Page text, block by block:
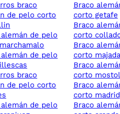
de pelo corto
de pelo corto
braco alemán de pelo
corto getafe
braco alemán de pelo
corto
braco alemán de pelo
corto
braco alemán de pelo
corto
braco alemán de pelo
corto madrid
braco alemán de pelo